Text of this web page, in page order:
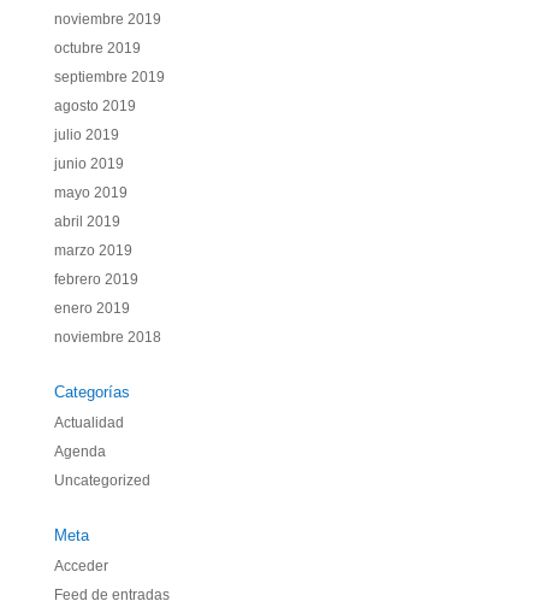
noviembre 2019
octubre 2019
septiembre 2019
agosto 2019
julio 2019
junio 2019
mayo 2019
abril 2019
marzo 2019
febrero 2019
enero 2019
noviembre 2018
Categorías
Actualidad
Agenda
Uncategorized
Meta
Acceder
Feed de entradas